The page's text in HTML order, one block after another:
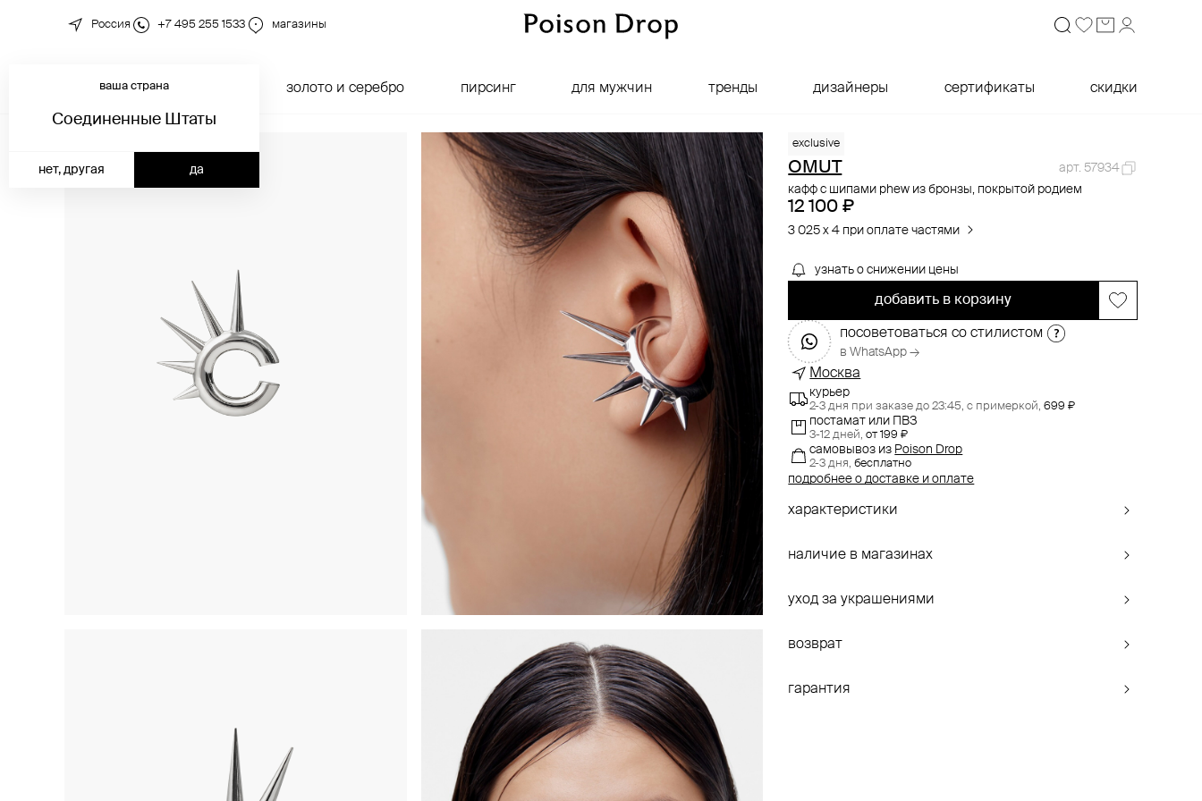
Россия +7 495 255 1533 магазины
новинки золото и серебро пирсинг для мужчин тренды дизайнеры сертификаты скидки
ваша страна
Соединенные Штаты
да
нет, другая
exclusive
OMUT
арт. 57934
кафф с шипами phew из бронзы, покрытой родием
12 100 ₽
3 025 x 4 при оплате частями
узнать о снижении цены
добавить в корзину
посоветоваться со стилистом
в WhatsApp →
Москва
курьер
2-3 дня при заказе до 23:45,с примеркой, 699 ₽
постамат или ПВЗ
3-12 дней,от 199 ₽
самовывоз из Poison Drop
2-3 дня,бесплатно
подробнее о доставке и оплате
характеристики
наличие в магазинах
уход за украшениями
возврат
гарантия